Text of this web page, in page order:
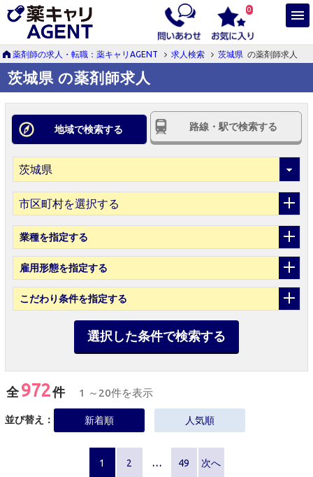
0
薬剤師の求人・転職：薬キャリAGENT 求人検索 茨城県 の薬剤師求人
茨城県 の薬剤師求人
地域で検索する 路線・駅で検索する
市区町村を選択する
業種を指定する
雇用形態を指定する
こだわり条件を指定する
選択した条件で検索する
全972件 1 ～20件を表示
並び替え： 新着順 人気順
1 2 … 49 次へ